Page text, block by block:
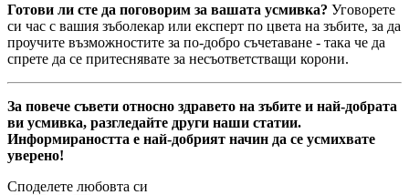
Готови ли сте да поговорим за вашата усмивка? Уговорете
си час с вашия зъболекар или експерт по цвета на зъбите, за да
проучите възможностите за по-добро съчетаване - така че да
спрете да се притеснявате за несъответстващи корони.
За повече съвети относно здравето на зъбите и най-добрата
ви усмивка, разгледайте други наши статии.
Информираността е най-добрият начин да се усмихвате
уверено!
Споделете любовта си